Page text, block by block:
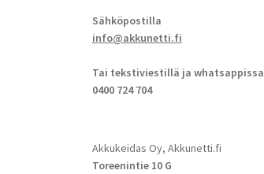
Sähköpostilla
info@akkunetti.fi
Tai tekstiviestillä ja whatsappissa
0400 724 704
Akkukeidas Oy, Akkunetti.fi
Toreenintie 10 G